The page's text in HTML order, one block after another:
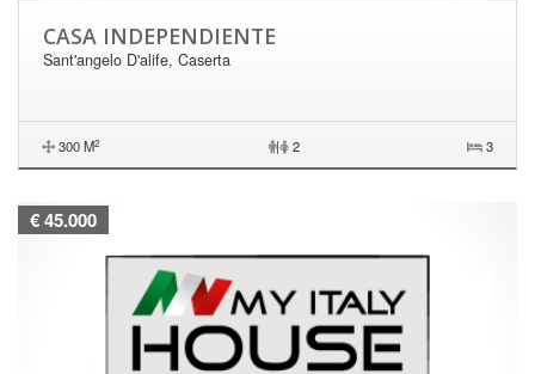
CASA INDEPENDIENTE
Sant'angelo D'alife, Caserta
300 M2 | 2 3
€ 45.000